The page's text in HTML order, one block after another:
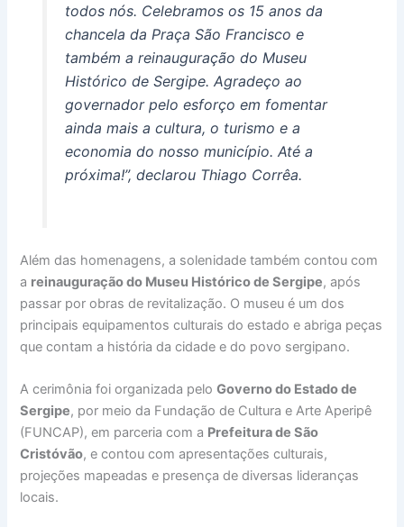
todos nós. Celebramos os 15 anos da
chancela da Praça São Francisco e
também a reinauguração do Museu
Histórico de Sergipe. Agradeço ao
governador pelo esforço em fomentar
ainda mais a cultura, o turismo e a
economia do nosso município. Até a
próxima!”, declarou Thiago Corrêa.
Além das homenagens, a solenidade também contou com
a reinauguração do Museu Histórico de Sergipe, após
passar por obras de revitalização. O museu é um dos
principais equipamentos culturais do estado e abriga peças
que contam a história da cidade e do povo sergipano.
A cerimônia foi organizada peloGoverno do Estado de
Sergipe, por meio da Fundação de Cultura e Arte Aperipê
(FUNCAP), em parceria com a Prefeitura de São
Cristóvão, e contou com apresentações culturais,
projeções mapeadas e presença de diversas lideranças
locais.